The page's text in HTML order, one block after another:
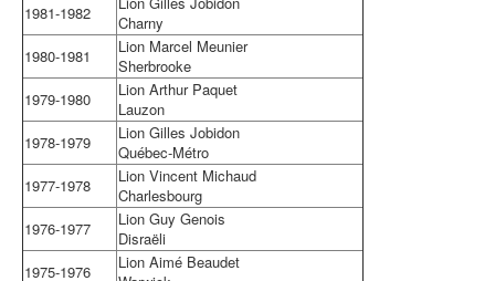
1981-1982
Charny
1980-1981
Lion Marcel Meunier
Sherbrooke
1979-1980
Lion Arthur Paquet
Lauzon
1978-1979
Lion Gilles Jobidon
Québec-Métro
1977-1978
Lion Vincent Michaud
Charlesbourg
1976-1977
Lion Guy Genois
Disraëli
1975-1976
Lion Aimé Beaudet